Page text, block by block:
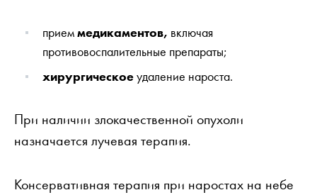
приеммедикаментов, включая
противовоспалительные препараты;
хирургическоеудаление нароста.
При наличии злокачественной опухоли
назначается лучевая терапия.
Консервативная терапия при наростах на небе